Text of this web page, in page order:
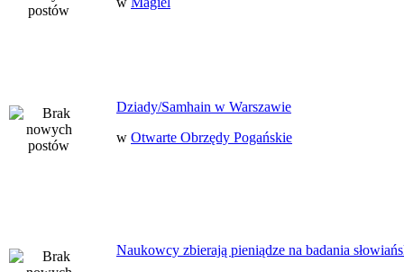
Dziady/Samhain w Warszawie
w Otwarte Obrzędy Pogańskie
Naukowcy zbierają pieniądze na badania